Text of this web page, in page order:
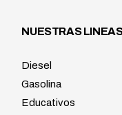
NUESTRAS
Diesel
Gasolina
Educativos